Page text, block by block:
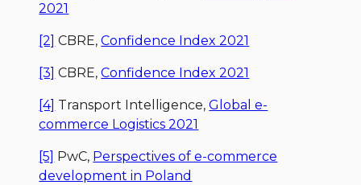
2021
[2] CBRE,Confidence Index 2021
[3] CBRE,Confidence Index 2021
[4] Transport Intelligence,Global e-
commerce Logistics 2021
[5] PwC, Perspectives of e-commerce
development in Poland